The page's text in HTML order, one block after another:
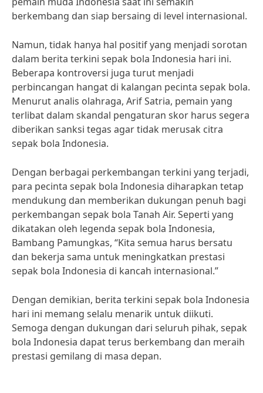
berkembang dan siap bersaing di level internasional.
Namun, tidak hanya hal positif yang menjadi sorotan
dalam berita terkini sepak bola Indonesia hari ini.
Beberapa kontroversi juga turut menjadi
perbincangan hangat di kalangan pecinta sepak bola.
Menurut analis olahraga, Arif Satria, pemain yang
terlibat dalam skandal pengaturan skor harus segera
diberikan sanksi tegas agar tidak merusak citra
sepak bola Indonesia.
Dengan berbagai perkembangan terkini yang terjadi,
para pecinta sepak bola Indonesia diharapkan tetap
mendukung dan memberikan dukungan penuh bagi
perkembangan sepak bola Tanah Air. Seperti yang
dikatakan oleh legenda sepak bola Indonesia,
Bambang Pamungkas, “Kita semua harus bersatu
dan bekerja sama untuk meningkatkan prestasi
sepak bola Indonesia di kancah internasional.”
Dengan demikian, berita terkini sepak bola Indonesia
hari ini memang selalu menarik untuk diikuti.
Semoga dengan dukungan dari seluruh pihak, sepak
bola Indonesia dapat terus berkembang dan meraih
prestasi gemilang di masa depan.